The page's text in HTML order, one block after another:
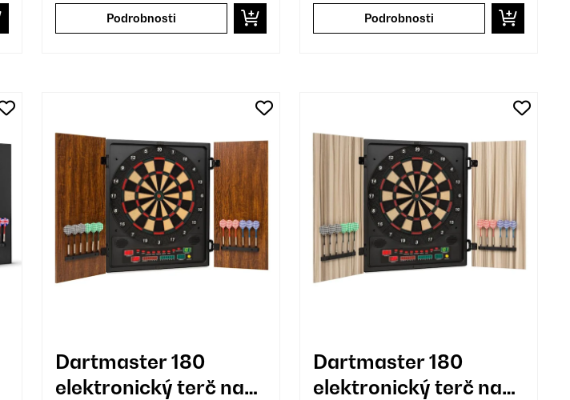
Podrobnosti Podrobnosti
Dartmaster 180
elektronický terč na
Dartmaster 180
elektronický terč na